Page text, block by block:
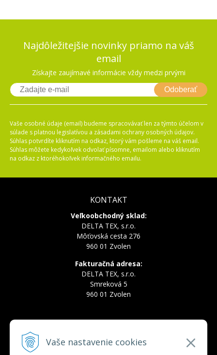
Vaše nastavenie cookies
Najdôležitejšie novinky priamo na váš
email
Získajte zaujímavé informácie vždy medzi prvými
Odoberať
Vaše osobné údaje (email) budeme spracovávať len za týmto účelom v
súlade s platnou legislatívou a zásadami ochrany osobných údajov.
Súhlas potvrdíte kliknutím na odkaz, ktorý vám pošleme na váš email.
Súhlas môžete kedykoľvek odvolať písomne, emailom alebo kliknutím
na odkaz z ktoréhokoľvek informačného emailu.
KONTAKT
Veľkoobchodný sklad:
DELTA TEX, s.r.o.
Môťovská cesta 276
960 01 Zvolen
Fakturačná adresa:
DELTA TEX, s.r.o.
Smreková 5
960 01 Zvolen
Tel.:+421 910 228 822